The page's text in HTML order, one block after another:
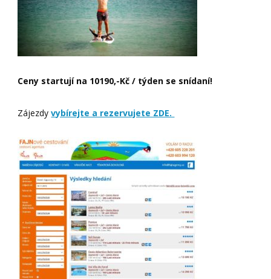
Ceny startují na 10190,-Kč / týden se snídaní!
Zájezdyvybírejte a rezervujete ZDE.